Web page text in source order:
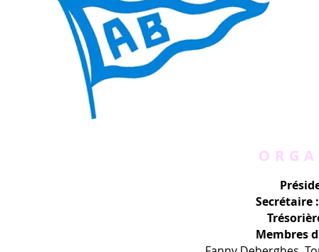
Secrétaire
Membres